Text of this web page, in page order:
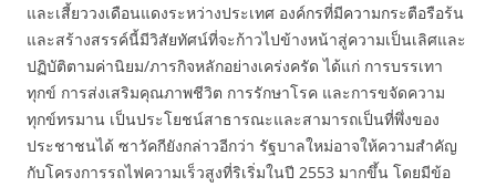
และเสี้ยววงเดือนแดงระหว่างประเทศ องค์กรที่มีความกระตือรือร้น
และสร้างสรรค์นี้มีวิสัยทัศน์ที่จะก้าวไปข้างหน้าสู่ความเป็นเลิศและ
ปฏิบัติตามค่านิยม/ภารกิจหลักอย่างเคร่งครัด ได้แก่ การบรรเทา
ทุกข์ การส่งเสริมคุณภาพชีวิต การรักษาโรค และการขจัดความ
ทุกข์ทรมาน เป็นประโยชน์สาธารณะและสามารถเป็นที่พึ่งของ
ประชาชนได้ ซาวัคกียังกล่าวอีกว่า รัฐบาลใหม่อาจให้ความสำคัญ
กับโครงการรถไฟความเร็วสูงที่ริเริ่มในปี 2553 มากขึ้น โดยมีข้อ